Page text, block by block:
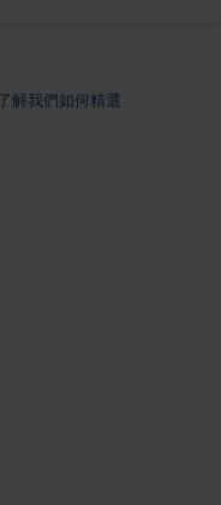
解我們如何精選